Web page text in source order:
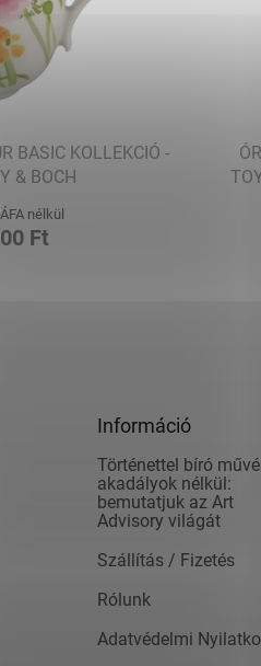
BASIC KOLLEKCIÓ -
& BOCH
nélkül
Ft
Információ
Történettel bíró
akadályok nélkül:
bemutatjuk az Art
Advisory világát
Szállítás / Fizetés
Rólunk
Adatvédelmi